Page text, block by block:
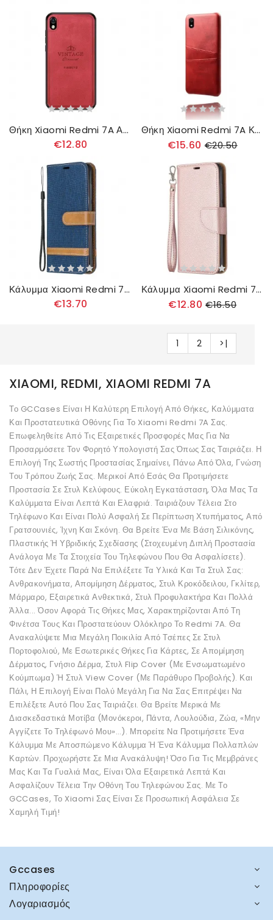
Θήκη Xiaomi Redmi 7A Αξιότιμη Vintage Pinwuyo
€12.80
Θήκη Xiaomi Redmi 7A Κάτοχος Κάρτας
€15.60 €20.50
Κάλυμμα Xiaomi Redmi 7A με κορδονι Λουράκι Με Εφέ Από Ύφασμα Και Δέρμα
€13.70
Κάλυμμα Xiaomi Redmi 7A με κορδονι Πολύχρωμο Λουράκι Litchi Leather Effect
€12.80 €16.50
1 2 >|
XIAOMI, REDMI, XIAOMI REDMI 7A
Το GCCases Είναι Η Καλύτερη Επιλογή Από Θήκες, Καλύμματα
Και Προστατευτικά Οθόνης Για Το Xiaomi Redmi 7A Σας.
Επωφεληθείτε Από Τις Εξαιρετικές Προσφορές Μας Για Να
Προσαρμόσετε Τον Φορητό Υπολογιστή Σας Όπως Σας Ταιριάζει. Η
Επιλογή Της Σωστής Προστασίας Σημαίνει, Πάνω Από Όλα, Γνώση
Του Τρόπου Ζωής Σας. Μερικοί Από Εσάς Θα Προτιμήσετε
Προστασία Σε Στυλ Κελύφους. Εύκολη Εγκατάσταση, Όλα Μας Τα
Καλύμματα Είναι Λεπτά Και Ελαφριά. Ταιριάζουν Τέλεια Στο
Τηλέφωνο Και Είναι Πολύ Ασφαλή Σε Περίπτωση Χτυπήματος, Από
Γρατσουνιές, Ίχνη Και Σκόνη. Θα Βρείτε Ένα Με Βάση Σιλικόνης,
Πλαστικής Ή Υβριδικής Σχεδίασης (Στοχευμένη Διπλή Προστασία
Ανάλογα Με Τα Στοιχεία Του Τηλεφώνου Που Θα Ασφαλίσετε).
Τότε Δεν Έχετε Παρά Να Επιλέξετε Τα Υλικά Και Τα Στυλ Σας:
Ανθρακονήματα, Απομίμηση Δέρματος, Στυλ Κροκόδειλου, Γκλίτερ,
Μάρμαρο, Εξαιρετικά Ανθεκτικά, Στυλ Προφυλακτήρα Και Πολλά
Άλλα... Όσον Αφορά Τις Θήκες Μας, Χαρακτηρίζονται Από Τη
Φινέτσα Τους Και Προστατεύουν Ολόκληρο Το Redmi 7A. Θα
Ανακαλύψετε Μια Μεγάλη Ποικιλία Από Τσέπες Σε Στυλ
Πορτοφολιού, Με Εσωτερικές Θήκες Για Κάρτες, Σε Απομίμηση
Δέρματος, Γνήσιο Δέρμα, Στυλ Flip Cover (Με Ενσωματωμένο
Κούμπωμα) Ή Στυλ View Cover (Με Παράθυρο Προβολής). Και
Πάλι, Η Επιλογή Είναι Πολύ Μεγάλη Για Να Σας Επιτρέψει Να
Επιλέξετε Αυτό Που Σας Ταιριάζει. Θα Βρείτε Μερικά Με
Διασκεδαστικά Μοτίβα (Μονόκεροι, Πάντα, Λουλούδια, Ζώα, «Μην
Αγγίζετε Το Τηλέφωνό Μου»…). Μπορείτε Να Προτιμήσετε Ένα
Κάλυμμα Με Αποσπώμενο Κάλυμμα Ή Ένα Κάλυμμα Πολλαπλών
Καρτών. Προχωρήστε Σε Μια Ανακάλυψη! Όσο Για Τις Μεμβράνες
Μας Και Τα Γυαλιά Μας, Είναι Όλα Εξαιρετικά Λεπτά Και
Ασφαλίζουν Τέλεια Την Οθόνη Του Τηλεφώνου Σας. Με Το
GCCases, Το Xiaomi Σας Είναι Σε Προσωπική Ασφάλεια Σε
Χαμηλή Τιμή!
Gccases
Πληροφορίες
Λογαριασμός